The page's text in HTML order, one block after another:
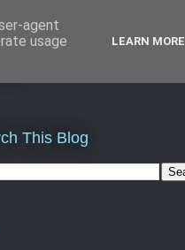
This Blog
agent
usage
LEARN MORE